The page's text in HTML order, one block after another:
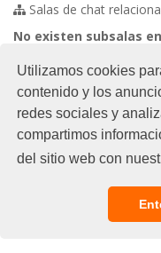
Utilizamos cookies
contenido y los
redes sociales y
compartimos
del sitio web con
Salas de chat
No existen subsalas
© 2021 Chat Gratis